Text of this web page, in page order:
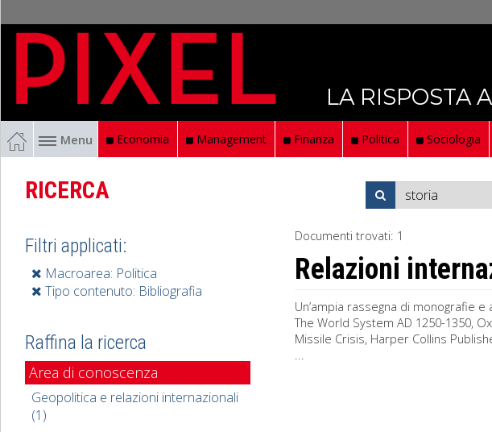
LA RISPOSTA
Menu Economia Management Finanza Politica Sociologia
RICERCA
Documenti trovati: 1
Relazioni
Un’ampia rassegna di monografie
The World System AD 1250-1350,
Missile Crisis, Harper Collins
...
Filtri applicati:
Macroarea: Politica
Tipo contenuto: Bibliografia
Raffina la ricerca
Area di conoscenza
Geopolitica e relazioni internazionali
(1)